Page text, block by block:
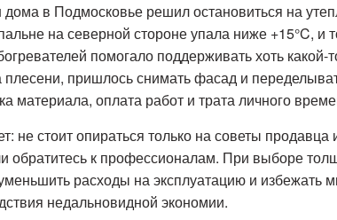
в Подмосковье решил остановиться на
на северной стороне упала ниже +15°C, и
помогало поддерживать хоть
плесени, пришлось снимать фасад и
материала, оплата работ и трата личного
не стоит опираться только на советы
обратитесь к профессионалам. При выборе
расходы на эксплуатацию и
недальновидной экономии.